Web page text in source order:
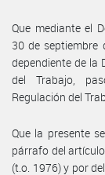
Que mediante el
30 de septiembre
dependiente de la
del Trabajo,
Regulación del
Que la presente
párrafo del
(t.o. 1976) y por